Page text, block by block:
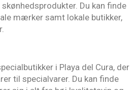
Du kan finde
mærker samt lokale butikker,
i Playa del Cura, der
til specialvarer. Du kan finde